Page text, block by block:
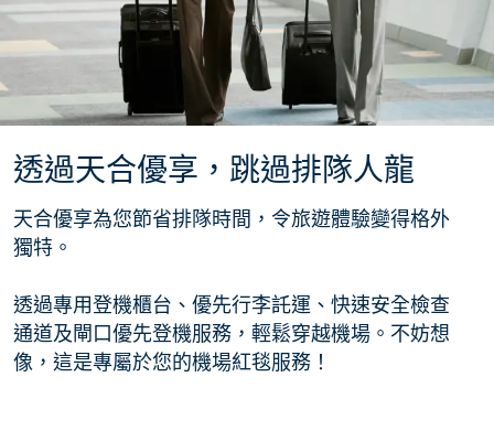
透過天合優享，跳過排隊人龍
天合優享為您節省排隊時間，令旅遊體驗變得格外
獨特。
透過專用登機櫃台、優先行李託運、快速安全檢查
通道及閘口優先登機服務，輕鬆穿越機場。不妨想
像，這是專屬於您的機場紅毯服務！